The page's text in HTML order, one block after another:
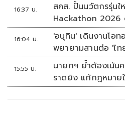
16:37 น.
สคส. ปั้นนวัตกรรุ่นใ
Hackathon 2026
Design for all’ สู่
บุคคลที่ใช้ได้จริง
16:04 น.
'อนุทิน' เดินงานโอ
พยายามสานต่อ 'ไ
15:55 น.
นายกฯ ย้ำต้องเน้น
ราดยิง แก้กฎหมาย
เพิ่ม